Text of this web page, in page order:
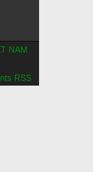
NAM
RSS